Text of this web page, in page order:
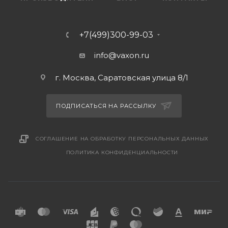
+7(499)300-99-03
info@vaxon.ru
г. Москва, Саратовская улица 8/1
ПОДПИСАТЬСЯ НА РАССЫЛКУ
СОГЛАШЕНИЕ НА ОБРАБОТКУ ПЕРСОНАЛЬНЫХ ДАННЫХ
ПОЛИТИКА КОНФИДЕНЦИАЛЬНОСТИ